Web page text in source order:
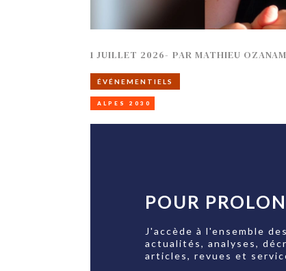
1 JUILLET 2026- PARMATHIEU OZANAM
ÉVÉNEMENTIELS
ALPES 2030
POUR
J'accède à l'ensemble
actualités, analyses,
articles, revues et